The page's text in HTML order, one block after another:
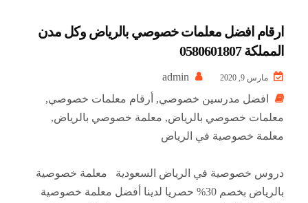
ارقام افضل معلمات خصوصي بالرياض وكل مدن
المملكة 0580601807
مارس 9, 2020
افضل مدرسين خصوصي, أرقام معلمات خصوصي,
معلمات خصوصي بالرياض, معلمة خصوصي بالرياض,
معلمة خصوصية في الرياض
دروس خصوصية في الرياض السعودية معلمة خصوصية
بالرياض بخصم 30% حصريا لدينا أفضل معلمة خصوصية